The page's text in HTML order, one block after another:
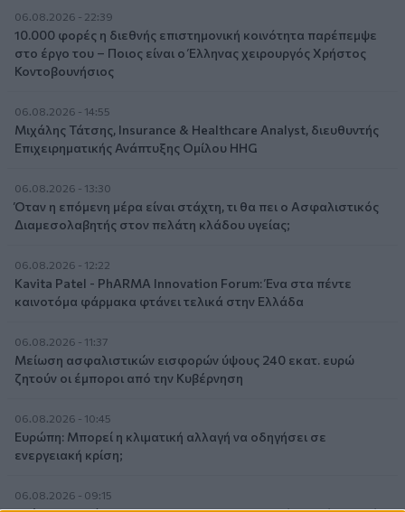
06.08.2026 - 22:39
10.000 φορές η διεθνής επιστημονική κοινότητα παρέπεμψε
στο έργο του – Ποιος είναι ο Έλληνας χειρουργός Χρήστος
Κοντοβουνήσιος
06.08.2026 - 14:55
Μιχάλης Τάτσης, Insurance & Healthcare Analyst, διευθυντής
Επιχειρηματικής Ανάπτυξης Ομίλου HHG
06.08.2026 - 13:30
Όταν η επόμενη μέρα είναι στάχτη, τι θα πει ο Ασφαλιστικός
Διαμεσολαβητής στον πελάτη κλάδου υγείας;
06.08.2026 - 12:22
Kavita Patel - PhARMA Innovation Forum: Ένα στα πέντε
καινοτόμα φάρμακα φτάνει τελικά στην Ελλάδα
06.08.2026 - 11:37
Μείωση ασφαλιστικών εισφορών ύψους 240 εκατ. ευρώ
ζητούν οι έμποροι από την Κυβέρνηση
06.08.2026 - 10:45
Ευρώπη: Μπορεί η κλιματική αλλαγή να οδηγήσει σε
ενεργειακή κρίση;
06.08.2026 - 09:15